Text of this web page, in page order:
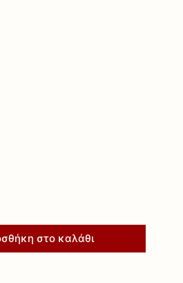
στο καλάθι